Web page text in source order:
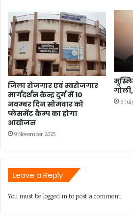
जिला रोजगार एवं स्वरोजगार
मार्गदर्शन केन्द्र दुर्ग में 10
नवम्बर दिन सोमवार को
प्लेसमेंट कैम्प का होगा
आयोजन
9 November 2025
6
Leave a Reply
You must be logged into post a comment.